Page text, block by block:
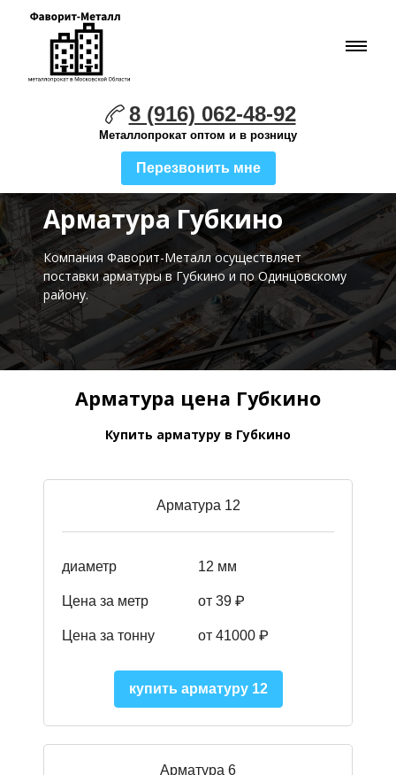
8 (916) 062-48-92
Металлопрокат оптом и в розницу
Перезвонить мне
Арматура Губкино
Компания Фаворит-Металл осуществляет
поставкиарматуры в Губкино и по Одинцовскому
району.
Арматура цена Губкино
Купить арматуру в Губкино
Арматура 12
диаметр 12 мм
Цена за метр от 39 ₽
Цена за тонну от 41000 ₽
купить арматуру 12
Арматура 6